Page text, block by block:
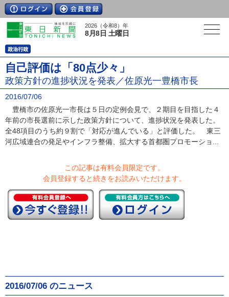
2026（令和8）年
8月8日 土曜日
自己評価は「80点少々」
政策方針の進捗状況を発表／佐原光一豊橋市長
2016/07/06
豊橋市の佐原光一市長は５日の定例会見で、２期目を目指した４
年前の市長選前に示した政策方針について、進捗状況を発表した。
全48項目のうち約９割で「対応が進んでいる」と評価した。 東三
河広域連合の発足やインフラ整備、拡大する首都圏プロモーショ...
この記事は有料会員限定です。
会員登録すると続きをお読みいただけます。
2016/07/06 のニュース